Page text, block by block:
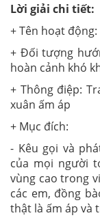
Lời giải chi tiết:
+ Tên hoạt động:
+ Đối tượng
hoàn cảnh khó
+ Thông điệp:
xuân ấm áp
+ Mục đích:
- Kêu gọi và
của mọi người
vùng cao trong
các em, đồng
thật là ấm áp và